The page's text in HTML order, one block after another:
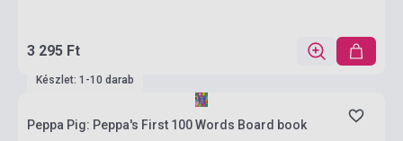
3 295 Ft
Készlet: 1-10 darab
Peppa Pig: Peppa's First 100 Words Board book